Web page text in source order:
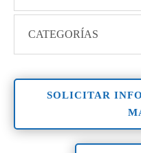
CATEGORÍAS
SOLICITAR